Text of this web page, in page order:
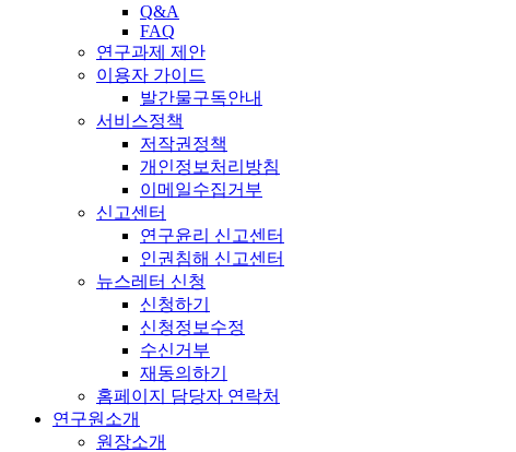
Q&A
FAQ
연구과제 제안
이용자 가이드
발간물구독안내
서비스정책
저작권정책
개인정보처리방침
이메일수집거부
신고센터
연구윤리 신고센터
인권침해 신고센터
뉴스레터 신청
신청하기
신청정보수정
수신거부
재동의하기
홈페이지 담당자 연락처
연구원소개
원장소개